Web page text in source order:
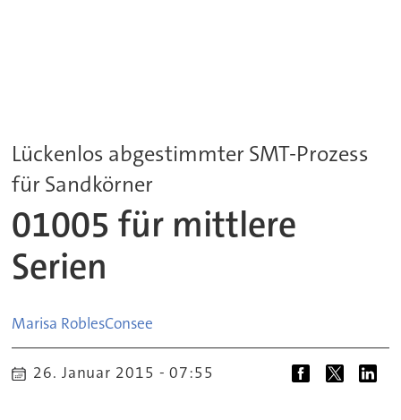
Lückenlos abgestimmter SMT-Prozess
für Sandkörner
01005 für mittlere
Serien
Marisa RoblesConsee
26. Januar 2015 - 07:55